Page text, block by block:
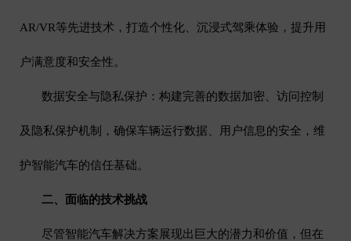
AR/VR等先进技术，打造个性化、沉浸式驾乘体验，提升用
户满意度和安全性。
数据安全与隐私保护：构建完善的数据加密、访问控制
及隐私保护机制，确保车辆运行数据、用户信息的安全，维
护智能汽车的信任基础。
二、面临的技术挑战
尽管智能汽车解决方案展现出巨大的潜力和价值，但在